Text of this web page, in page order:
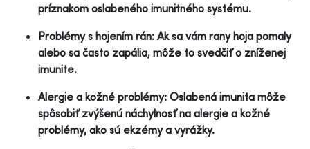
príznakom oslabeného imunitného systému.
Problémy s hojením rán: Ak sa vám rany hoja pomaly
alebo sa často zapália, môže to svedčiť o zníženej
imunite.
Alergie a kožné problémy: Oslabená imunita môže
spôsobiť zvýšenú náchylnosť na alergie a kožné
problémy, ako sú ekzémy a vyrážky.